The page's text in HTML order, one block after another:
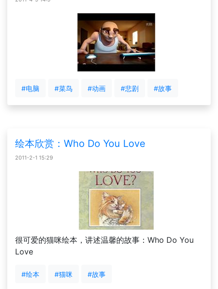
#电脑 #菜鸟 #动画 #悲剧 #故事
绘本欣赏：Who Do You Love
2011-2-1 15:29
很可爱的猫咪绘本，讲述温馨的故事：Who Do You
Love
#绘本 #猫咪 #故事